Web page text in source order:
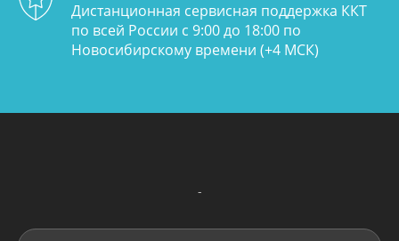
Дистанционная сервисная поддержка ККТ
по всей России с 9:00 до 18:00 по
Новосибирскому времени (+4 МСК)
-